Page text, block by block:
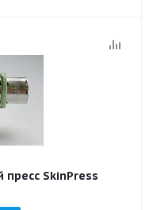
пресс SkinPress